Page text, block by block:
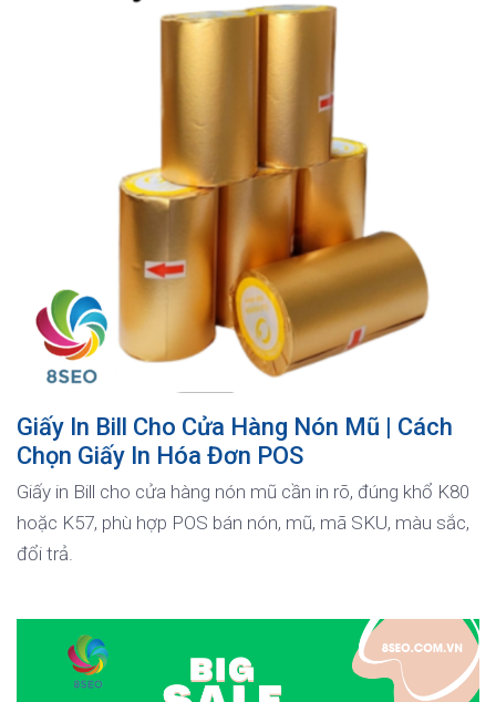
Giấy In Bill Cho Cửa Hàng Nón Mũ | Cách
Chọn Giấy In Hóa Đơn POS
Giấy in Bill cho cửa hàng nón mũ cần in rõ, đúng khổ K80
hoặc K57, phù hợp POS bán nón, mũ, mã SKU, màu sắc,
đổi trả.